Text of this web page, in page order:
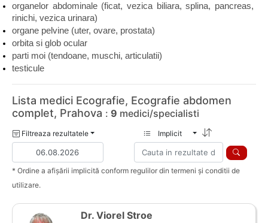
organelor abdominale (ficat, vezica biliara, splina, pancreas,
rinichi, vezica urinara)
organe pelvine (uter, ovare, prostata)
orbita si glob ocular
parti moi (tendoane, muschi, articulatii)
testicule
Lista medici Ecografie, Ecografie abdomen
complet, Prahova : 9 medici/specialisti
Filtreaza rezultatele Implicit
* Ordine a afișării implicită conform regulilor din termeni și conditii de
utilizare.
Dr. Viorel Stroe